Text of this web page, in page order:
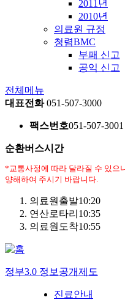
2011년
2010년
의료원 규정
청렴BMC
부패 신고
공익 신고
전체메뉴
대표전화 051-507-3000
팩스번호051-507-3001
순환버스시간
*교통사정에 따라 달라질 수 있으
양해하여 주시기 바랍니다.
의료원출발10:20
연산로타리 10:35
의료원도착10:55
정부3.0 정보공개제도
진료안내